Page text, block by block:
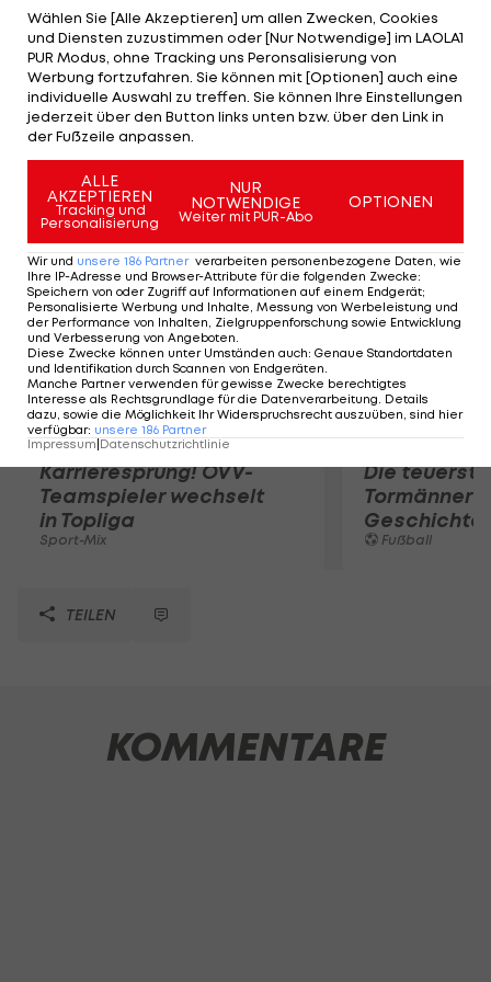
von Günter Bresnik unterliegt dem an fünf
gesetzten Slowaken Martin Klizan erst nach
einem harten Kampf in drei Sätzen 1:6, 6:3, 5:7. Beim
entscheidenden Aufschlagverlust im dritten Satz
bei 5:6, kann sich Thiem bei den letzten drei
Punkten wegen Krämpfen kaum mehr bewegen.
Mehr zum Thema
Karrieresprung! ÖVV-
Teamspieler wechselt
in Topliga
Sport-Mix
Die
Tormänner
Geschichte
Fußball
TEILEN
KOMMENTARE
Wählen Sie [Alle Akzeptieren] um allen Zwecken, Cookies
und Diensten zuzustimmen oder [Nur Notwendige] im LAOLA1
PUR Modus, ohne Tracking uns Peronsalisierung von
Werbung fortzufahren. Sie können mit [Optionen] auch eine
individuelle Auswahl zu treffen. Sie können Ihre Einstellungen
jederzeit über den Button links unten bzw. über den Link in
der Fußzeile anpassen.
ALLE
AKZEPTIEREN
Tracking und
Personalisierung
NUR
NOTWENDIGE
Weiter mit PUR-Abo
OPTIONEN
Wir und unsere 186 Partner verarbeiten personenbezogene Daten, wie
Ihre IP-Adresse und Browser-Attribute für die folgenden Zwecke:
Speichern von oder Zugriff auf Informationen auf einem Endgerät;
Personalisierte Werbung und Inhalte, Messung von Werbeleistung und
der Performance von Inhalten, Zielgruppenforschung sowie Entwicklung
und Verbesserung von Angeboten.
Diese Zwecke können unter Umständen auch: Genaue Standortdaten
und Identifikation durch Scannen von Endgeräten.
Manche Partner verwenden für gewisse Zwecke berechtigtes
Interesse als Rechtsgrundlage für die Datenverarbeitung. Details
dazu, sowie die Möglichkeit Ihr Widerspruchsrecht auszuüben, sind hier
verfügbar: unsere 186 Partner
Impressum Datenschutzrichtlinie